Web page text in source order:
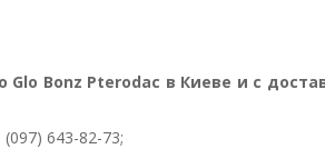
Glo Bonz Pterodac в Киеве и с
643-82-73;